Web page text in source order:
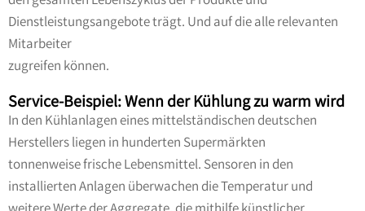
Dienstleistungsangebote trägt. Und auf die alle relevanten
Mitarbeiter
zugreifen können.
Service-Beispiel: Wenn der Kühlung zu warm wird
In den Kühlanlagen eines mittelständischen deutschen
Herstellers liegen in hunderten Supermärkten
tonnenweise frische Lebensmittel. Sensoren in den
installierten Anlagen überwachen die Temperatur und